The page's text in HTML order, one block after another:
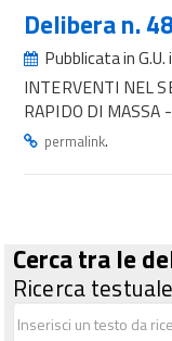
Delibera n.
Pubblicata in
INTERVENTI NEL
RAPIDO DI MASSA
permalink.
Cerca tra le
Ricerca testuale